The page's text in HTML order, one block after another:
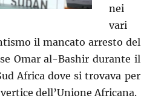
nei
vari
il mancato arresto del
Omar al-Bashir durante il
Africa dove si trovava per
dell’Unione Africana.